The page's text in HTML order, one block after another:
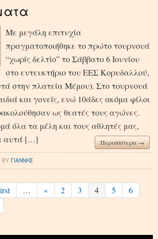
Με μεγάλη επιτυχία
πραγματοποιήθηκε το πρώτο τουρνουά
“χωρίς δελτίο” το Σάββατο 6 Ιουνίου
στο εντευκτήριο του ΕΕΣ Κορυδαλλού,
στην πλατεία Μέμου). Στο τουρνουά
και γονείς, ενώ 10άδες ακόμα φίλοι
ως θεατές τους αγώνες.
όλα τα μέλη και τους αθλητές μας,
αυτά […]
Περισσότερα →
BYΓΙΑΝΝΗΣ
… « 2 3 4 5
6